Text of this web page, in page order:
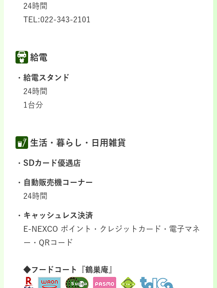
24時間
TEL:022-343-2101
給電
給電スタンド
24時間
1台分
生活・暮らし・日用雑貨
SDカード優遇店
自動販売機コーナー
24時間
キャッシュレス決済
E-NEXCO ポイント・クレジットカード・電子マネ
ー・QRコード
◆フードコート『鶴巣庵』